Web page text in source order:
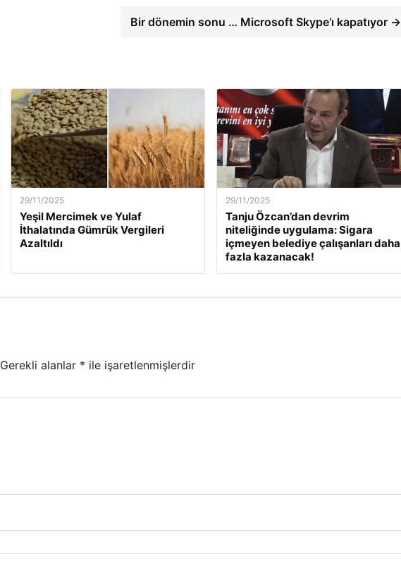
Bir dönemin sonu … Microsoft Skype’ı kapatıyor →
29/11/2025
Yeşil Mercimek ve Yulaf
İthalatında Gümrük Vergileri
Azaltıldı
29/11/2025
Tanju Özcan’dan devrim
niteliğinde uygulama: Sigara
içmeyen belediye çalışanları daha
fazla kazanacak!
Gerekli alanlar * ile işaretlenmişlerdir